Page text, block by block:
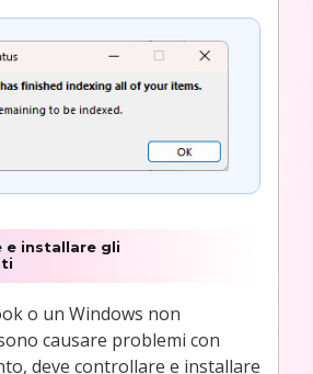
e installare gli
o un Windows non
causare problemi con
deve controllare e installare